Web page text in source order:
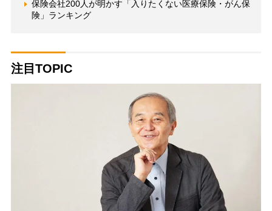
保険会社200人が明かす「入りたくない医療保険・がん保
険」ランキング
注目TOPIC